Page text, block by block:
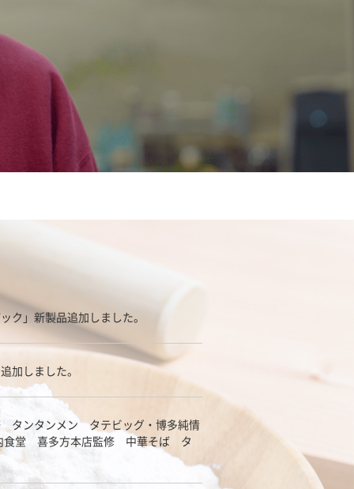
」新製品追加しました。
加しました。
タンタンメン タテビッグ・博多純情
食堂 喜多方本店監修 中華そば タ